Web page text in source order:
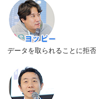
データを取られることに拒